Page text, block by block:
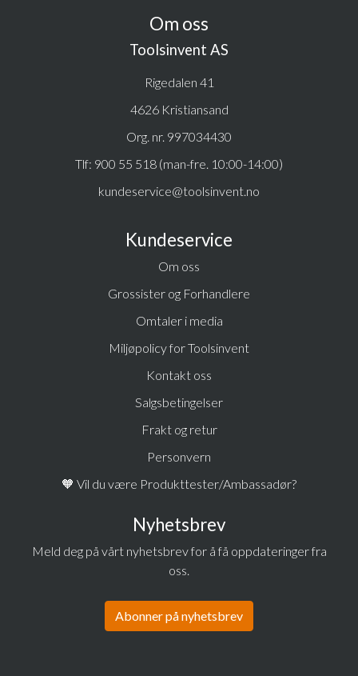
Om oss
Toolsinvent AS
Rigedalen 41
4626 Kristiansand
Org. nr. 997034430
Tlf: 900 55 518 (man-fre. 10:00-14:00)
kundeservice@toolsinvent.no
Kundeservice
Om oss
Grossister og Forhandlere
Omtaler i media
Miljøpolicy for Toolsinvent
Kontakt oss
Salgsbetingelser
Frakt og retur
Personvern
🧡 Vil du være Produkttester/Ambassadør?
Nyhetsbrev
Meld deg på vårt nyhetsbrev for å få oppdateringer fra
oss.
Abonner på nyhetsbrev